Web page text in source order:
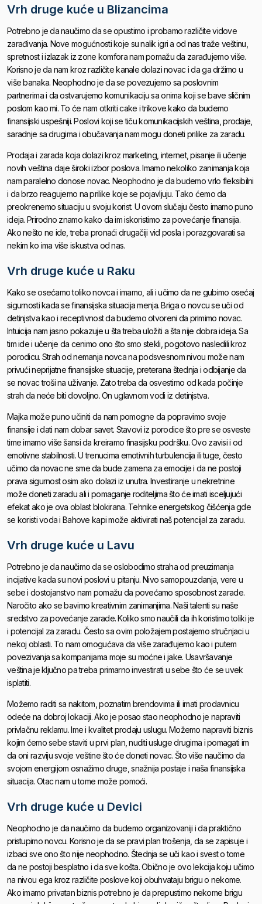
Vrh druge kuće u Blizancima
Potrebno je da naučimo da se opustimo i probamo različite vidove
zarađivanja. Nove mogućnosti koje su nalik igri a od nas traže veštinu,
spretnost i izlazak iz zone komfora nam pomažu da zarađujemo više.
Korisno je da nam kroz različite kanale dolazi novac i da ga držimo u
više banaka. Neophodno je da se povezujemo sa poslovnim
partnerima i da ostvarujemo komunikaciju sa onima koji se bave sličnim
poslom kao mi. To će nam otkriti cake i trikove kako da budemo
finansijski uspešniji. Poslovi koji se tiču komunikacijskih veština, prodaje,
saradnje sa drugima i obučavanja nam mogu doneti prilike za zaradu.
Prodaja i zarada koja dolazi kroz marketing, internet, pisanje ili učenje
novih veština daje široki izbor poslova. Imamo nekoliko zanimanja koja
nam paralelno donose novac. Neophodno je da budemo vrlo fleksibilni
i da brzo reagujemo na prilike koje se pojavljuju. Tako ćemo da
preokrenemo situaciju u svoju korist. U ovom slučaju često imamo puno
ideja. Prirodno znamo kako da im iskoristimo za povećanje finansija.
Ako nešto ne ide, treba pronaći drugačiji vid posla i porazgovarati sa
nekim ko ima više iskustva od nas.
Vrh druge kuće u Raku
Kako se osećamo toliko novca i imamo, ali i učimo da ne gubimo osećaj
sigurnosti kada se finansijska situacija menja. Briga o novcu se uči od
detinjstva kao i receptivnost da budemo otvoreni da primimo novac.
Intuicija nam jasno pokazuje u šta treba uložiti a šta nije dobra ideja. Sa
tim ide i učenje da cenimo ono što smo stekli, pogotovo nasledili kroz
porodicu. Strah od nemanja novca na podsvesnom nivou može nam
privući neprijatne finansijske situacije, preterana štednja i odbijanje da
se novac troši na uživanje. Zato treba da osvestimo od kada počinje
strah da neće biti dovoljno. On uglavnom vodi iz detinjstva.
Majka može puno učiniti da nam pomogne da popravimo svoje
finansije i dati nam dobar savet. Stavovi iz porodice što pre se osveste
time imamo više šansi da kreiramo finasijsku podršku. Ovo zavisi i od
emotivne stabilnosti. U trenucima emotivnih turbulencija ili tuge, često
učimo da novac ne sme da bude zamena za emocije i da ne postoji
prava sigurnost osim ako dolazi iz unutra. Investiranje u nekretnine
može doneti zaradu ali i pomaganje roditeljima što će imati isceljujući
efekat ako je ova oblast blokirana. Tehnike energetskog čišćenja gde
se koristi voda i Bahove kapi može aktivirati naš potencijal za zaradu.
Vrh druge kuće u Lavu
Potrebno je da naučimo da se oslobodimo straha od preuzimanja
incijative kada su novi poslovi u pitanju. Nivo samopouzdanja, vere u
sebe i dostojanstvo nam pomažu da povećamo sposobnost zarade.
Naročito ako se bavimo kreativnim zanimanjima. Naši talenti su naše
sredstvo za povećanje zarade. Koliko smo naučili da ih koristimo toliki je
i potencijal za zaradu. Često sa ovim položajem postajemo stručnjaci u
nekoj oblasti. To nam omogućava da više zarađujemo kao i putem
povezivanja sa kompanijama moje su moćne i jake. Usavršavanje
veština je ključno pa treba primarno investirati u sebe što će se uvek
isplatiti.
Možemo raditi sa nakitom, poznatim brendovima ili imati prodavnicu
odeće na dobroj lokaciji. Ako je posao stao neophodno je napraviti
privlačnu reklamu. Ime i kvalitet prodaju uslugu. Možemo napraviti biznis
kojim ćemo sebe staviti u prvi plan, nuditi usluge drugima i pomagati im
da oni razviju svoje veštine što će doneti novac. Što više naučimo da
svojom energijom osnažimo druge, snažnija postaje i naša finansijska
situacija. Otac nam u tome može pomoći.
Vrh druge kuće u Devici
Neophodno je da naučimo da budemo organizovaniji i da praktično
pristupimo novcu. Korisno je da se pravi plan trošenja, da se zapisuje i
izbaci sve ono što nije neophodno. Štednja se uči kao i svest o tome
da ne postoji besplatno i da sve košta. Obično je ovo lekcija koju učimo
na nivou ega kroz različite poslove koji obuhvataju brigu o nekome.
Ako imamo privatan biznis potrebno je da prepustimo nekome brigu